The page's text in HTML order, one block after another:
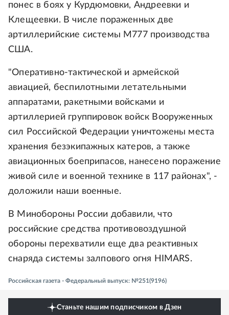
понес в боях у Курдюмовки, Андреевки и
Клещеевки. В числе пораженных две
артиллерийские системы М777 производства
США.
"Оперативно-тактической и армейской
авиацией, беспилотными летательными
аппаратами, ракетными войсками и
артиллерией группировок войск Вооруженных
сил Российской Федерации уничтожены места
хранения безэкипажных катеров, а также
авиационных боеприпасов, нанесено поражение
живой силе и военной технике в 117 районах", -
доложили наши военные.
В Минобороны России добавили, что
российские средства противовоздушной
обороны перехватили еще два реактивных
снаряда системы залпового огня HIMARS.
Российская газета - Федеральный выпуск: №251(9196)
Станьте нашим подписчиком в Дзен